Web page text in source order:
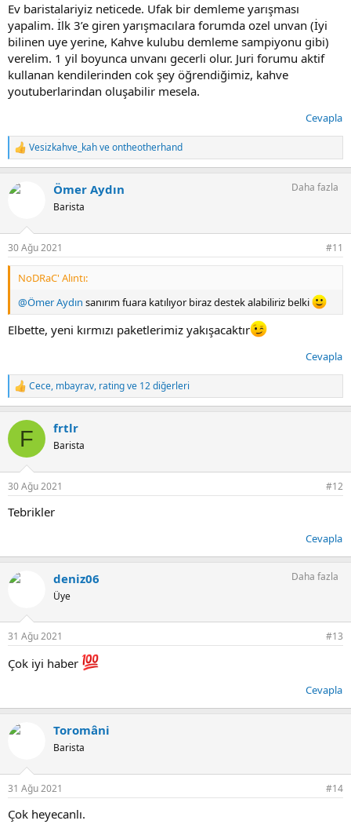
Ev baristalariyiz neticede. Ufak bir demleme yarışması
yapalim. İlk 3’e giren yarışmacılara forumda ozel unvan (İyi
bilinen uye yerine, Kahve kulubu demleme sampiyonu gibi)
verelim. 1 yil boyunca unvanı gecerli olur. Juri forumu aktif
kullanan kendilerinden cok şey öğrendiğimiz, kahve
youtuberlarindan oluşabilir mesela.
Cevapla
T
e
k
:
Vesizkahve_kahveontheotherhand
Ömer Aydın
Barista
Daha fazla
30 Ağu 2021 #11
NoDRaC' Alıntı:
@Ömer Aydın sanırım fuara katılıyor biraz destek alabiliriz belki
Elbette, yeni kırmızı paketlerimiz yakışacaktır
Cevapla
T
e
k
l
:
Cece, mbayrav, ratingve 12 diğerleri
F frtlr
Barista
30 Ağu 2021 #12
Tebrikler
Cevapla
deniz06
Üye
Daha fazla
31 Ağu 2021 #13
Çok iyi haber
Cevapla
Toromâni
Barista
31 Ağu 2021 #14
Çok heyecanlı.